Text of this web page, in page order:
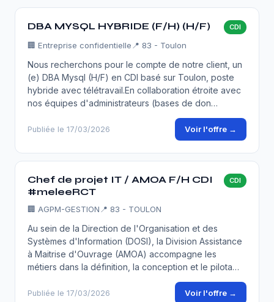
DBA MYSQL HYBRIDE (F/H) (H/F) CDI
🏢 Entreprise confidentielle 📍 83 - Toulon
Nous recherchons pour le compte de notre client, un
(e) DBA Mysql (H/F) en CDI basé sur Toulon, poste
hybride avec télétravail.En collaboration étroite avec
nos équipes d'administrateurs (bases de don…
Publiée le 17/03/2026 Voir l'offre →
Chef de projet IT / AMOA F/H CDI
#meleeRCT
CDI
🏢 AGPM-GESTION 📍 83 - TOULON
Au sein de la Direction de l'Organisation et des
Systèmes d'Information (DOSI), la Division Assistance
à Maitrise d'Ouvrage (AMOA) accompagne les
métiers dans la définition, la conception et le pilota…
Publiée le 17/03/2026 Voir l'offre →